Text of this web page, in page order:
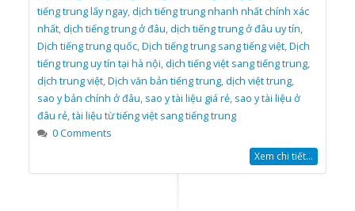
tiếng trung lấy ngay,dịch tiếng trung nhanh nhất chính xác
nhất,dịch tiếng trung ở đâu,dịch tiếng trung ở đâu uy tín,
Dịch tiếng trung quốc,Dịch tiếng trung sang tiếng việt,Dịch
tiếng trung uy tín tại hà nội,dịch tiếng việt sang tiếng trung,
dịch trung việt,Dịch văn bản tiếng trung,dịch việt trung,
sao y bản chính ở đâu, sao y tài liệu giá rẻ, sao y tài liệu ở
đâu rẻ,tài liệu từ tiếng việt sang tiếng trung
0 Comments
Xem chi tiết...